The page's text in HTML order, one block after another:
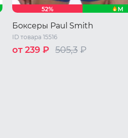
52% M
Боксеры Paul Smith
ID товара 15516
от 239 ₽ 505,3 ₽